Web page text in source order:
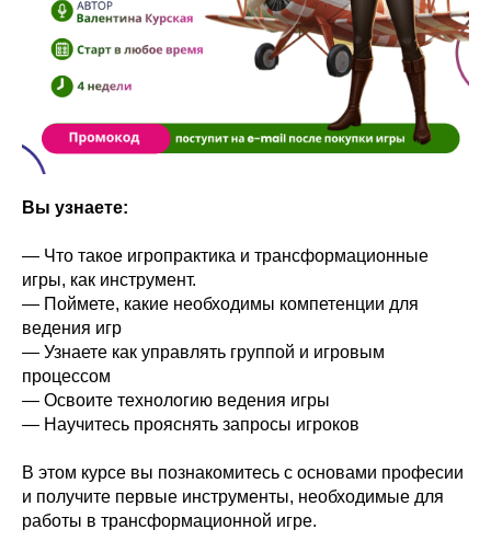
Вы узнаете:
— Что такое игропрактика и трансформационные
игры, как инструмент.
— Поймете, какие необходимы компетенции для
ведения игр
— Узнаете как управлять группой и игровым
процессом
— Освоите технологию ведения игры
— Научитесь прояснять запросы игроков
В этом курсе вы познакомитесь с основами професии
и получите первые инструменты, необходимые для
работы в трансформационной игре.